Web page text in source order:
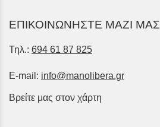
ΕΠΙΚΟΙΝΩΝΗΣΤΕ ΜΑΖΙ ΜΑΣ
Τηλ.: 694 61 87 825
E-mail: info@manolibera.gr
Βρείτε μας στον χάρτη